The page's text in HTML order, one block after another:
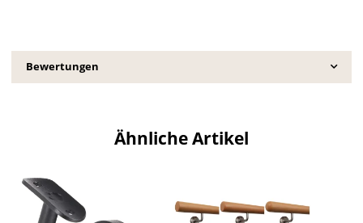
Bewertungen
Ähnliche Artikel